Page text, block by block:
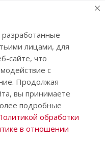
57
элитной посуды
лицами, для
сайте, что
с
Продолжая
вы принимаете
подробные
обработки
в отношении